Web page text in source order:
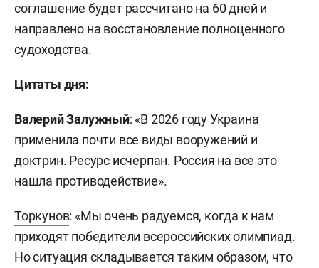
соглашение будет рассчитано на 60 дней и
направлено на восстановление полноценного
судоходства.
Цитаты дня:
Валерий Залужный: «В 2026 году Украина
применила почти все виды вооружений и
доктрин. Ресурс исчерпан. Россия на все это
нашла противодействие».
Торкунов: «Мы очень радуемся, когда к нам
приходят победители всероссийских олимпиад.
Но ситуация складывается таким образом, что